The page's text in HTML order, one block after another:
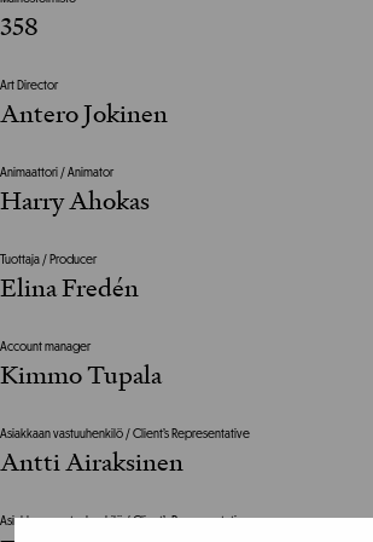
358
Art Director
Antero Jokinen
Animaattori / Animator
Harry Ahokas
Tuottaja / Producer
Elina Fredén
Account manager
Kimmo Tupala
Asiakkaan vastuuhenkilö / Client’s Representative
Antti Airaksinen
Asiakkaan vastuuhenkilö / Client’s Representative